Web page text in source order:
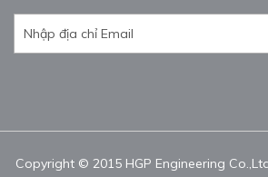
Copyright © 2015 HGP Engineering